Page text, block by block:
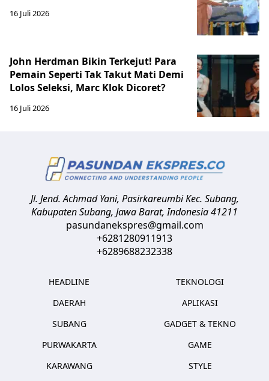
16 Juli 2026
John Herdman Bikin Terkejut! Para
Pemain Seperti Tak Takut Mati Demi
Lolos Seleksi, Marc Klok Dicoret?
16 Juli 2026
Jl. Jend. Achmad Yani, Pasirkareumbi Kec. Subang,
Kabupaten Subang, Jawa Barat,Indonesia41211
pasundanekspres@gmail.com
+6281280911913
+6289688232338
HEADLINE
DAERAH
SUBANG
PURWAKARTA
KARAWANG
TEKNOLOGI
APLIKASI
GADGET & TEKNO
GAME
STYLE